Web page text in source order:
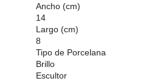
Ancho (cm)
14
Largo (cm)
8
Tipo de Porcelana
Brillo
Escultor